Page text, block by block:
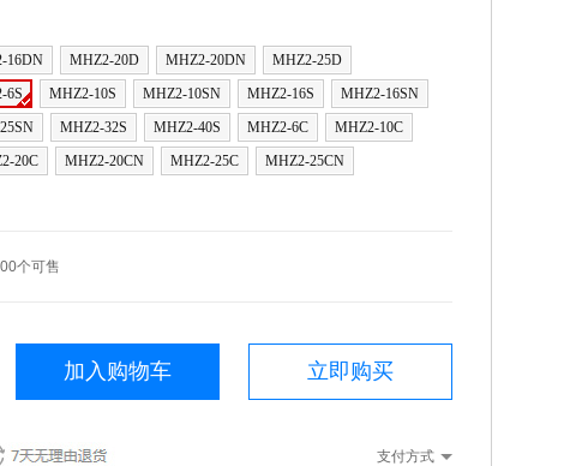
16DN MHZ2-20D MHZ2-20DN
MHZ2-25D
6S MHZ2-10S MHZ2-10SN MHZ2-16S
MHZ2-16SN
MHZ2-32S MHZ2-40S MHZ2-6C
MHZ2-10C
20C MHZ2-20CN MHZ2-25C
MHZ2-25CN
个可售
立即购买
加入购物车
支付方式